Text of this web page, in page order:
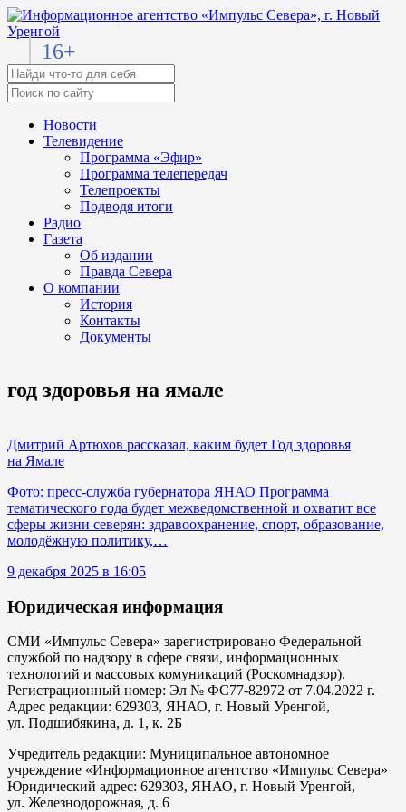
16+
Новости
Телевидение
Программа «Эфир»
Программа телепередач
Телепроекты
Подводя итоги
Радио
Газета
Об издании
Правда Севера
О компании
История
Контакты
Документы
год здоровья на ямале
Дмитрий Артюхов рассказал, каким будет Год здоровья
на Ямале
Фото: пресс-служба губернатора ЯНАО Программа
тематического года будет межведомственной и охватит все
сферы жизни северян: здравоохранение, спорт, образование,
молодёжную политику,…
9 декабря 2025 в 16:05
Юридическая информация
СМИ «Импульс Севера» зарегистрировано Федеральной
службой по надзору в сфере связи, информационных
технологий и массовых комуникаций (Роскомнадзор).
Регистрационный номер: Эл № ФС77-82972 от 7.04.2022 г.
Адрес редакции: 629303, ЯНАО, г. Новый Уренгой,
ул. Подшибякина, д. 1, к. 2Б
Учредитель редакции: Муниципальное автономное
учреждение «Информационное агентство «Импульс Севера»
Юридический адрес: 629303, ЯНАО, г. Новый Уренгой,
ул. Железнодорожная, д. 6